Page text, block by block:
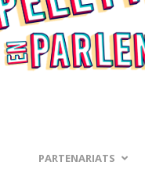
PARTENARIATS